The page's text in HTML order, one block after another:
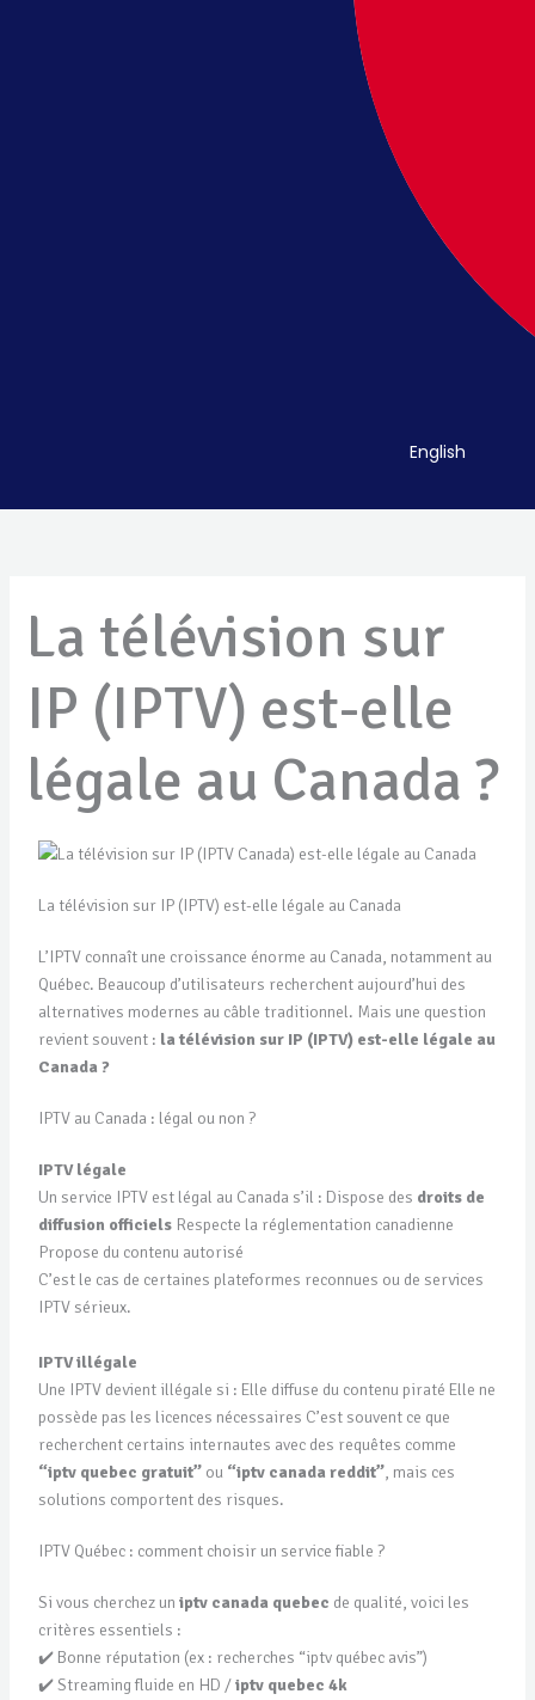
English
La télévision sur
IP (IPTV) est-elle
légale au Canada ?
La télévision sur IP (IPTV) est-elle légale au Canada
L’IPTV connaît une croissance énorme au Canada, notamment au
Québec. Beaucoup d’utilisateurs recherchent aujourd’hui des
alternatives modernes au câble traditionnel. Mais une question
revient souvent : la télévision sur IP (IPTV) est-elle légale au
Canada ?
IPTV au Canada : légal ou non ?
IPTV légale
Un service IPTV est légal au Canada s’il : Dispose des droits de
diffusion officielsRespecte la réglementation canadienne
Propose du contenu autorisé
C’est le cas de certaines plateformes reconnues ou de services
IPTV sérieux.
IPTV illégale
Une IPTV devient illégale si : Elle diffuse du contenu piraté Elle ne
possède pas les licences nécessaires C’est souvent ce que
recherchent certains internautes avec des requêtes comme
“iptv quebec gratuit”ou “iptv canada reddit”, mais ces
solutions comportent des risques.
IPTV Québec : comment choisir un service fiable ?
Si vous cherchez un iptv canada quebec de qualité, voici les
critères essentiels :
✔️ Bonne réputation (ex : recherches “iptv québec avis”)
✔️ Streaming fluide en HD /iptv quebec 4k